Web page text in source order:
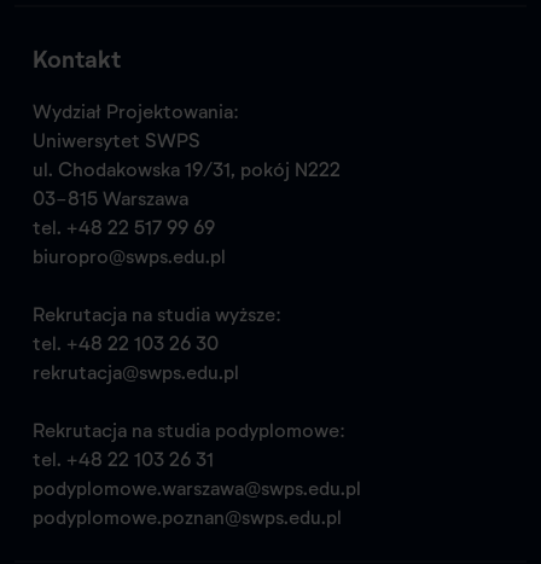
Kontakt
Wydział Projektowania:
Uniwersytet SWPS
ul. Chodakowska 19/31, pokój N222
03-815 Warszawa
tel. +48 22 517 99 69
biuropro@swps.edu.pl
Rekrutacja na studia wyższe:
tel. +48 22 103 26 30
rekrutacja@swps.edu.pl
Rekrutacja na studia podyplomowe:
tel. +48 22 103 26 31
podyplomowe.warszawa@swps.edu.pl
podyplomowe.poznan@swps.edu.pl